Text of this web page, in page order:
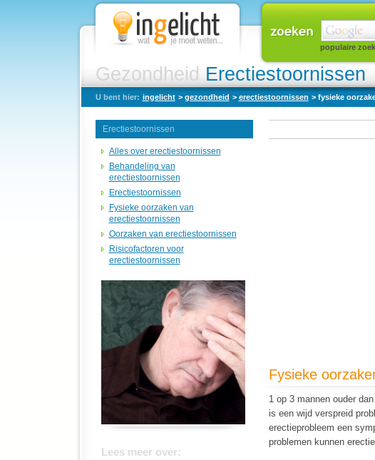
Gezondheid Erectiestoornissen
populaire
U bent hier: ingelicht > gezondheid > erectiestoornissen > fysieke
Erectiestoornissen
Alles over erectiestoornissen
Behandeling van
erectiestoornissen
Erectiestoornissen
Fysieke oorzaken van
erectiestoornissen
Oorzaken van erectiestoornissen
Risicofactoren voor
erectiestoornissen
Lees meer over:
Fysieke
1 op 3 mannen ouder
is een wijd verspreid
erectieprobleem een
problemen kunnen